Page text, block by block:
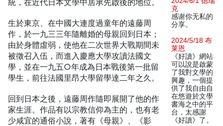
統，在近代日本文學中居承先啟後的地位。
生於東京、在中國大連度過童年的遠藤周
作，於一九三三年隨離婚的母親回到日本；
由於身體虛弱，使他在二次世界大戰期間未
被徵召入伍，而進入慶應大學攻讀法國文
學，並在一九五○年成為日本戰後第一批留
學生，前往法國里昂大學留學達二年之久。
回到日本之後，遠藤周作隨即展開了他的作
家生涯。作品有以宗教信仰為主的，也有老
少咸宜的通俗小說，著有《母親》、《影
克
感谢你无私的
分享。
2024/5/18 布
莱恩
《好讀》網站
可以說是啟蒙
了我對文學的
興趣，一個提
供了我自由自
在悠遊於文學
書海之中的平
台，太感謝
《好讀》了。